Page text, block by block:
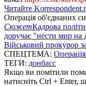
Читайте
Операція об'єднаних
СюжетКадрова
доручає "нести мир на
Військовий прокурор
СПЕЦТЕМА:
ТЕГИ: донбасс
Якщо ви помітили
натисніть Ctrl + Enter,